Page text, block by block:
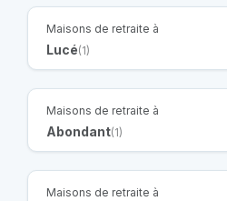
Maisons de retraite à
Lucé(1)
Maisons de retraite à
Abondant(1)
Maisons de retraite à